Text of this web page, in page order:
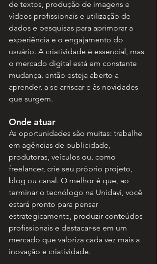
de textos, produção de imagens e
vídeos profissionais e utilização de
dados e pesquisas para aprimorar a
experiência e o engajamento do
usuário. A criatividade é essencial, mas
o mercado digital está em constante
mudança, então esteja aberto a
aprender, a se arriscar e às novidades
que surgem.
Onde atuar
As oportunidades são muitas: trabalhe
em agências de publicidade,
produtoras, veículos ou, como
freelancer, crie seu próprio projeto,
blog ou canal. O melhor é que, ao
terminar o tecnólogo na Unidavi, você
estará pronto para pensar
estrategicamente, produzir conteúdos
profissionais e destacar-se em um
mercado que valoriza cada vez mais a
inovação e criatividade.